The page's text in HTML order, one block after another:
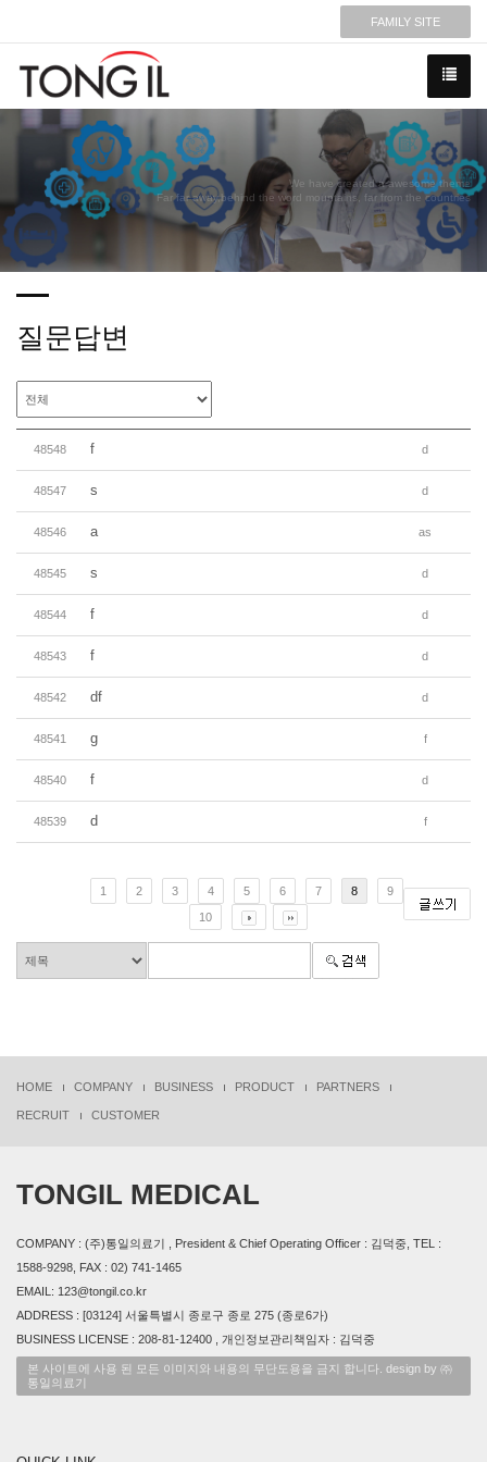
FAMILY SITE
We have created a awesome theme
Far far away,behind the word mountains, far from the countries
질문답변
48548 f d
48547 s d
48546 a as
48545 s d
48544 f d
48543 f d
48542 df d
48541 g f
48540 f d
48539 d f
1 2 3 4 5 6 7 8
9
10
HOME COMPANY BUSINESS PRODUCT PARTNERS
RECRUIT CUSTOMER
TONGIL MEDICAL
COMPANY : (주)통일의료기 , President & Chief Operating Officer : 김덕중, TEL :
1588-9298, FAX : 02) 741-1465
EMAIL: 123@tongil.co.kr
ADDRESS : [03124] 서울특별시 종로구 종로 275 (종로6가)
BUSINESS LICENSE : 208-81-12400 , 개인정보관리책임자 : 김덕중
본 사이트에 사용 된 모든 이미지와 내용의 무단도용을 금지 합니다. design by ㈜
통일의료기